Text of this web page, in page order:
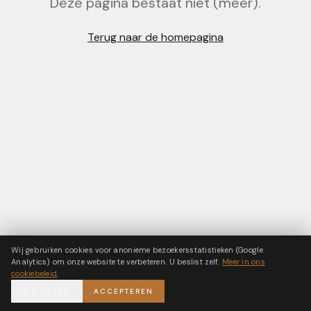
Wij gebruiken cookies voor anonieme bezoekersstatistieken (Google
Analytics) om onze website te verbeteren. U beslist zelf. Meer in ons
cookiebeleid.
ACCEPTEREN
Terug naar de homepagina